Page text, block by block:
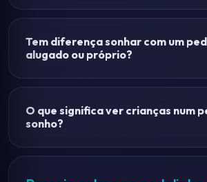
Tem diferença sonhar com um
alugado ou próprio?
O que significa ver crianças num
sonho?